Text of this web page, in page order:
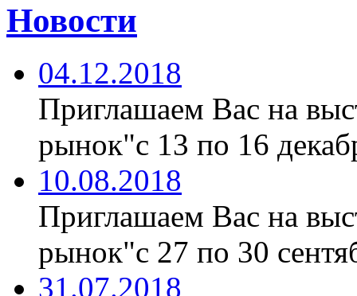
Новости
04.12.2018
Приглашаем Вас на
рынок"с 13 по 16
10.08.2018
Приглашаем Вас на
рынок"с 27 по 30
31.07.2018